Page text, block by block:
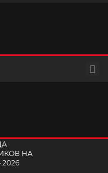
НА